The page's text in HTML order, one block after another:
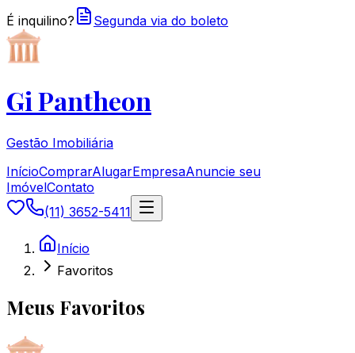
É inquilino? Segunda via do boleto
Gi Pantheon
Gestão Imobiliária
InícioComprarAlugarEmpresaAnuncie seu
ImóvelContato
(11) 3652-5411
Início
Favoritos
Meus Favoritos